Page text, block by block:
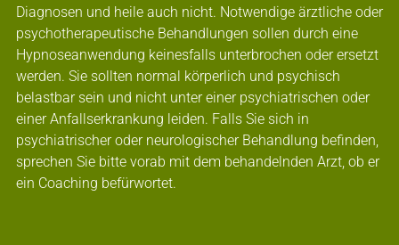
Diagnosen und heile auch nicht. Notwendige ärztliche oder
psychotherapeutische Behandlungen sollen durch eine
Hypnoseanwendung keinesfalls unterbrochen oder ersetzt
werden. Sie sollten normal körperlich und psychisch
belastbar sein und nicht unter einer psychiatrischen oder
einer Anfallserkrankung leiden. Falls Sie sich in
psychiatrischer oder neurologischer Behandlung befinden,
sprechen Sie bitte vorab mit dem behandelnden Arzt, ob er
ein Coaching befürwortet.